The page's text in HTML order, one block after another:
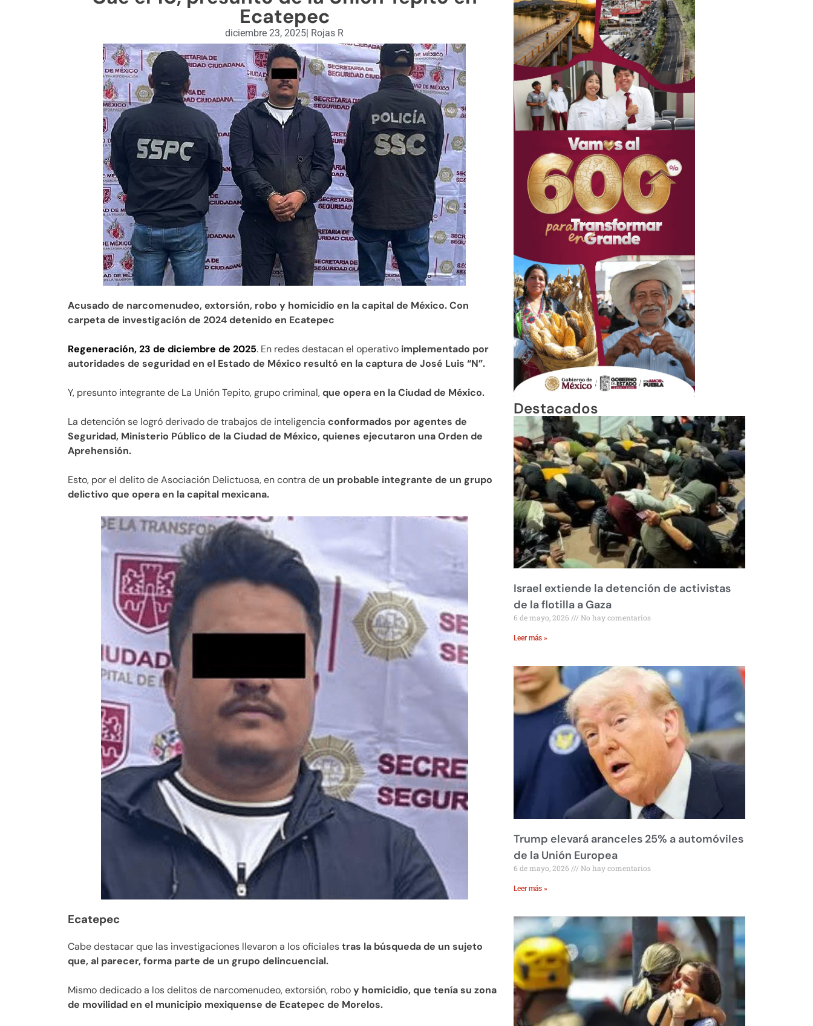
Ecatepec
diciembre 23, 2025 Rojas R
Acusado de narcomenudeo, extorsión, robo y homicidio en la capital de México. Con
carpeta de investigación de 2024 detenido en Ecatepec
Regeneración, 23 de diciembre de 2025. En redes destacan el operativo implementado por
autoridades de seguridad en el Estado de México resultó en la captura de José Luis “N”.
Y, presunto integrante de La Unión Tepito, grupo criminal,que opera en la Ciudad de México.
La detención se logró derivado de trabajos de inteligencia conformados por agentes de
Seguridad, Ministerio Público de la Ciudad de México, quienes ejecutaron una Orden de
Aprehensión.
Esto, por el delito de Asociación Delictuosa, en contra de un probable integrante de un grupo
delictivo que opera en la capital mexicana.
Ecatepec
Cabe destacar que las investigaciones llevaron a los oficialestras la búsqueda de un sujeto
que, al parecer, forma parte de un grupo delincuencial.
Mismo dedicado a los delitos de narcomenudeo, extorsión, roboy homicidio, que tenía su zona
de movilidad en el municipio mexiquense de Ecatepec de Morelos.
Destacados
Israel extiende la detención de activistas
de la flotilla a Gaza
6 de mayo, 2026 No hay comentarios
Leer más »
Trump elevará aranceles 25% a automóviles
de la Unión Europea
6 de mayo, 2026 No hay comentarios
Leer más »